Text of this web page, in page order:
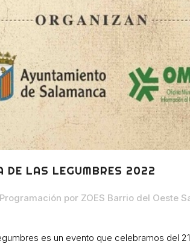
DE LAS LEGUMBRES 2022
Programación por ZOES Barrio del Oeste
es un evento que celebramos del